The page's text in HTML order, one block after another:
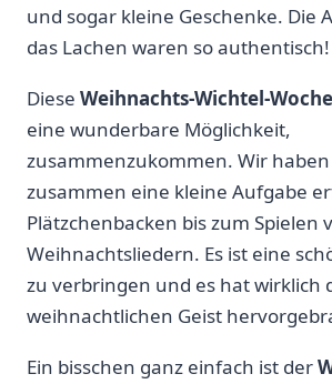
und sogar kleine Geschenke. Die
das Lachen waren so authentisch!
Diese Weihnachts-Wichtel-
eine wunderbare Möglichkeit,
zusammenzukommen. ‌Wir
zusammen eine ⁤kleine Aufgabe
Plätzchenbacken​ bis zum Spielen
Weihnachtsliedern. Es ist eine
zu verbringen und es hat wirklich
weihnachtlichen Geist
Ein bisschen ganz ‌einfach ist der